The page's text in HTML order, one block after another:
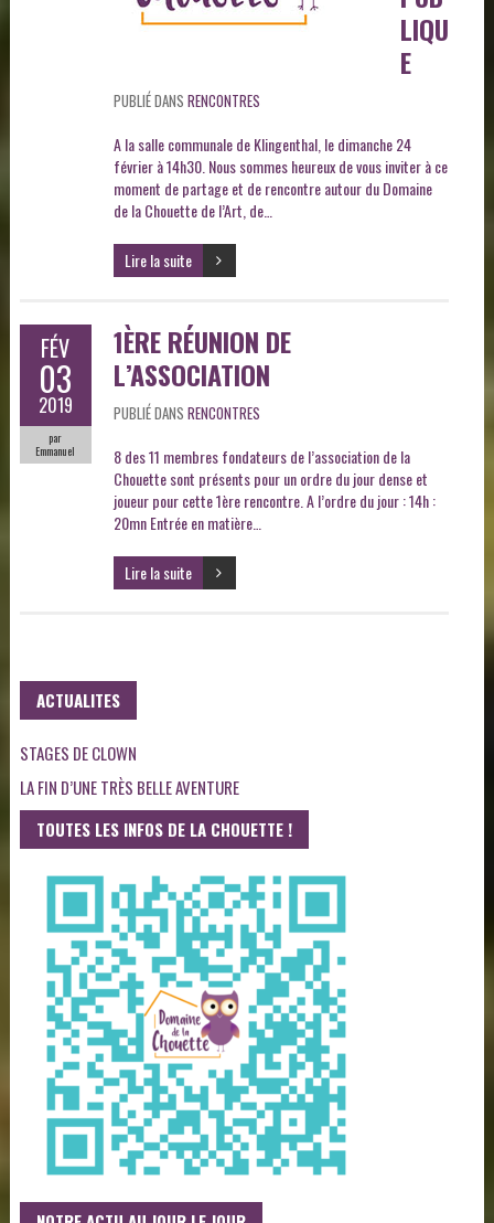
LIQU
E
PUBLIÉ DANS RENCONTRES
A la salle communale de Klingenthal, le dimanche 24
février à 14h30. Nous sommes heureux de vous inviter à ce
moment de partage et de rencontre autour du Domaine
de la Chouette de l’Art, de…
Lire la suite
FÉV
03
2019
par
Emmanuel
1ÈRE RÉUNION DE
L’ASSOCIATION
PUBLIÉ DANS RENCONTRES
8 des 11 membres fondateurs de l’association de la
Chouette sont présents pour un ordre du jour dense et
joueur pour cette 1ère rencontre. A l’ordre du jour : 14h :
20mn Entrée en matière…
Lire la suite
ACTUALITES
STAGES DE CLOWN
LA FIN D’UNE TRÈS BELLE AVENTURE
TOUTES LES INFOS DE LA CHOUETTE !